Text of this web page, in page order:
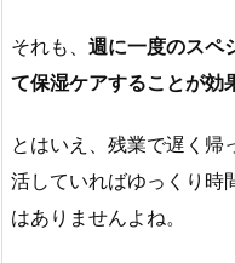
それも、 週に一度のスペ
て保湿ケアすることが効
とはいえ、残業で遅く帰
活していればゆっくり時
はありませんよね。